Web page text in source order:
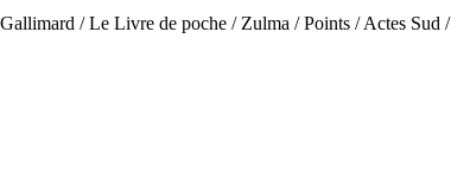
/ Le Livre de poche / Zulma / Points / Actes Sud /